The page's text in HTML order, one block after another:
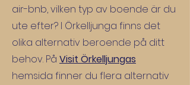
air-bnb, vilken typ av boende är du
ute efter? I Örkelljunga finns det
olika alternativ beroende på ditt
behov. På Visit Örkelljungas
hemsida finner du flera alternativ